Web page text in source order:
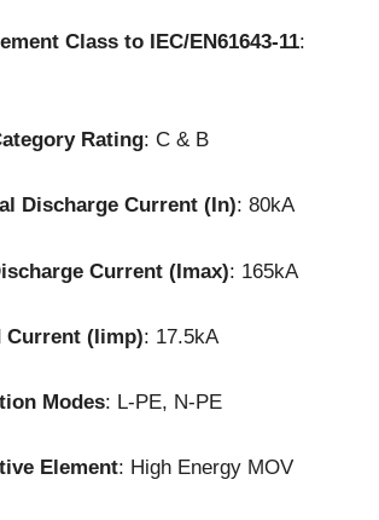
Class to IEC/EN61643-11:
Rating: C & B
Discharge Current (In): 80kA
Current (Imax): 165kA
Current (Iimp): 17.5kA
Modes: L-PE, N-PE
Element: High Energy MOV